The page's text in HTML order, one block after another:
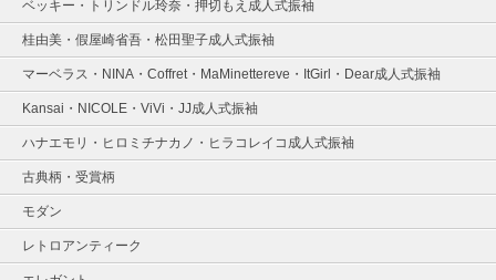
ベッキー・トリンドル玲奈・押切もえ成人式振袖
桂由美・假屋崎省吾・松田聖子成人式振袖
マーベラス・NINA・Coffret・MaMinettereve・ItGirl・Dear成人式振袖
Kansai・NICOLE・ViVi・JJ成人式振袖
ハナエモリ・ヒロミチナカノ・ヒラコレイコ成人式振袖
古典柄・受賞柄
モダン
レトロアンティーク